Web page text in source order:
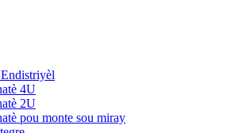
4U
2U
pou monte sou miray